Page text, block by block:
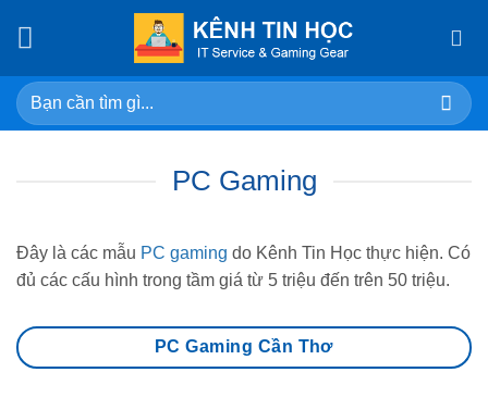
Search
for:
PC Gaming
Đây là các mẫu PC gaming do Kênh Tin Học thực hiện. Có
đủ các cấu hình trong tầm giá từ 5 triệu đến trên 50 triệu.
PC Gaming Cần Thơ